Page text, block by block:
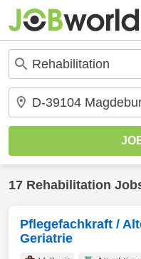
17 Rehabilitation
Pflegefachkraft /
Geriatrie